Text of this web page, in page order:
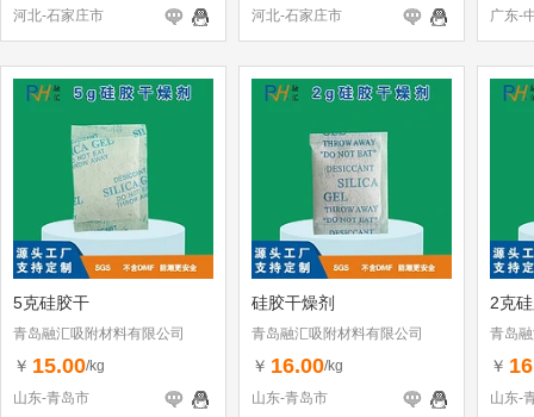
河北-石家庄市
河北-石家庄市
广东-
5克硅胶干
青岛融汇吸附材料有限公司
￥ 15.00/kg
山东-青岛市
硅胶干燥剂
青岛融汇吸附材料有限公司
￥ 16.00/kg
山东-青岛市
2克
青岛
￥
山东-